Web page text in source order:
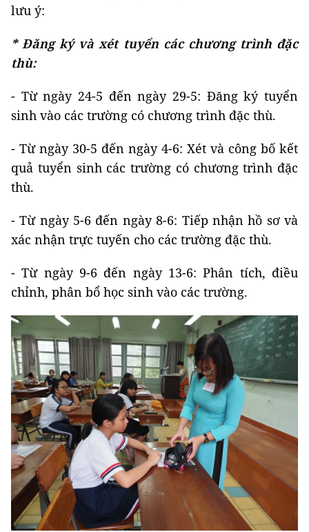
lưu ý:
* Đăng ký và xét tuyển các chương trình đặc
thù:
- Từ ngày 24-5 đến ngày 29-5: Đăng ký tuyển
sinh vào các trường có chương trình đặc thù.
- Từ ngày 30-5 đến ngày 4-6: Xét và công bố kết
quả tuyển sinh các trường có chương trình đặc
thù.
- Từ ngày 5-6 đến ngày 8-6: Tiếp nhận hồ sơ và
xác nhận trực tuyến cho các trường đặc thù.
- Từ ngày 9-6 đến ngày 13-6: Phân tích, điều
chỉnh, phân bổ học sinh vào các trường.